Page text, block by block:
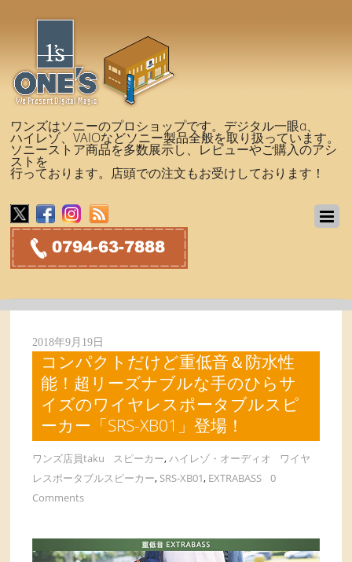
ワンズはソニーのプロショップです。デジタル一眼α、
ハイレゾ、VAIOなどソニー製品全般を取り扱っています。
ソニーストア商品を多数展示し、レビューやご購入のアシ
ストを
行っております。店頭での注文もお受けしております！
2018年9月19日
コンパクトだけど重低音＆防水性
能！超リーズナブルな手のひらサ
イズのワイヤレスポータブルスピ
ーカー「SRS-XB01」登場！
ワンズ店員taku スピーカー,ハイレゾ・オーディオ
ワイヤ
レスポータブルスピーカー, SRS-XB01, EXTRABASS
0
Comments